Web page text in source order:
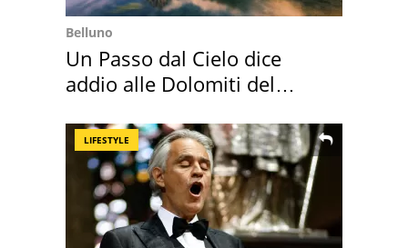
Belluno
Un Passo dal Cielo dice
addio alle Dolomiti del
LIFESTYLE